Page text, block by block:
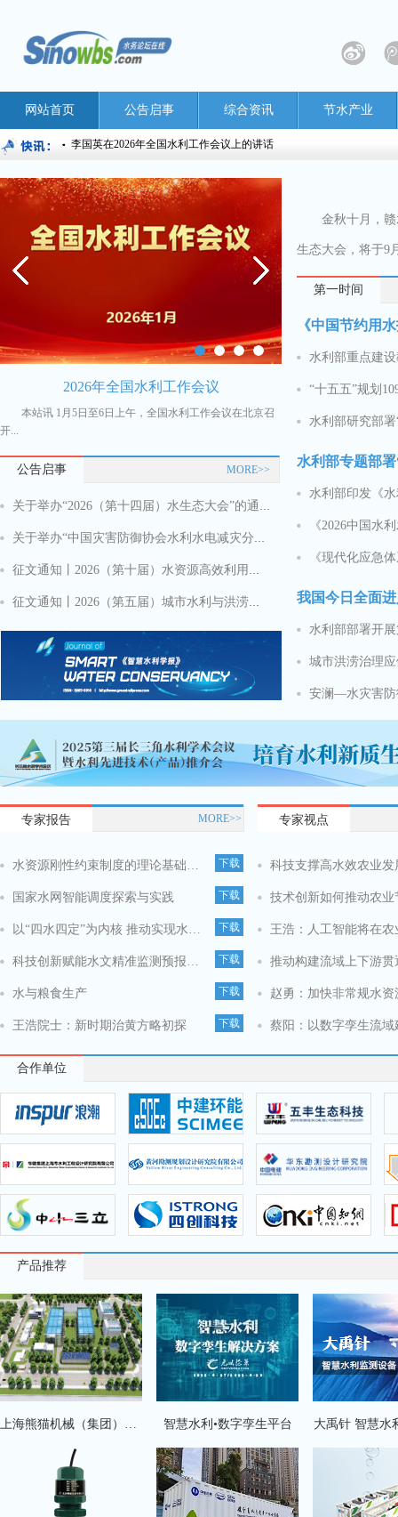
网站首页 公告启事 综合资讯 节水产业
李国英在2026年全国水利工作会议上的讲话
2026年全国水利工作会议
本站讯 1月5日至6日上午，全国水利工作会议在北京召
开...
首届中国节
本站讯 12月26日
公告启事 MORE>>
关于举办“2026（第十四届）水生态大会”的通知
关于举办“中国灾害防御协会水利水电减灾分会成立大会暨水利水电灾害防御技术交流会”的通知
征文通知丨2026（第十届）水资源高效利用与节水技术交流会
征文通知丨2026（第五届）城市水利与洪涝防治学术交流会
金秋十月，
生态大会，将于9
第一时间
《中国节约用
“十五五”规划
水利部研究部
《2026中国水
《现代化应急
我国今日全面
水利部部署开
城市洪涝治理
安澜—水灾害防
专家报告
水资源刚性约束制度的理论基础与实践需求 下载
国家水网智能调度探索与实践 下载
以“四水四定”为内核 推动实现水安全导向型发展 下载
科技创新赋能水文精准监测预报的实践与思考 下载
水与粮食生产 下载
王浩院士：新时期治黄方略初探 下载
MORE>> 专家视点
技术创新如何推动农
王浩：人工智能将在
赵勇：加快非常规水
合作单位
产品推荐
上海熊猫机械（集团）有限公司 智慧水利•数字孪生平台 大禹针 智慧水